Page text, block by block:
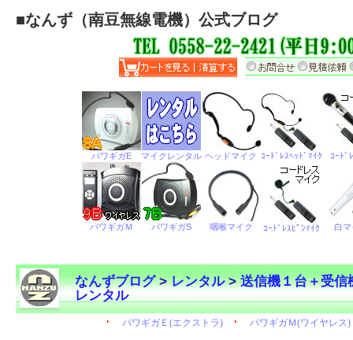
■なんず（南豆無線電機）公式ブログ
なんずブログ>レンタル>送信機１台＋受信
レンタル